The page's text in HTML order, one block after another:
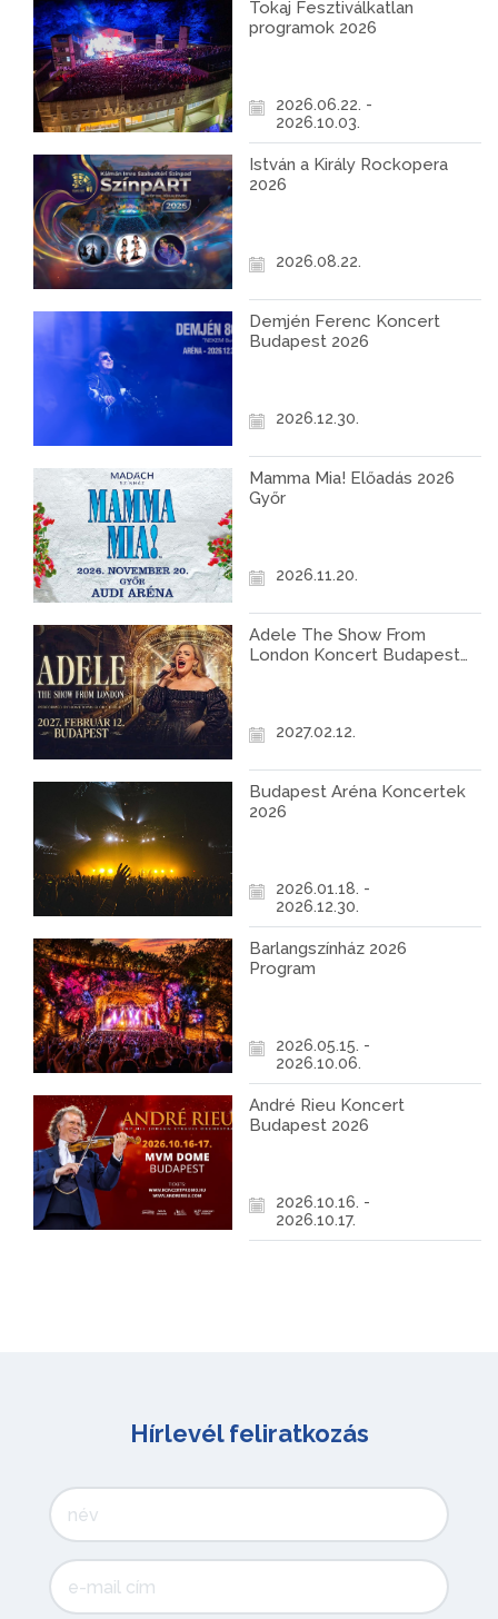
Tokaj Fesztiválkatlan
programok 2026
2026.06.22. -
2026.10.03.
István a Király Rockopera
2026
2026.08.22.
Demjén Ferenc Koncert
Budapest 2026
2026.12.30.
Mamma Mia! Előadás 2026
Győr
2026.11.20.
Adele The Show From
London Koncert Budapest
2027.02.12.
Budapest Aréna Koncertek
2026
2026.01.18. -
2026.12.30.
Barlangszínház 2026
Program
2026.05.15. -
2026.10.06.
André Rieu Koncert
Budapest 2026
2026.10.16. -
2026.10.17.
Hírlevél feliratkozás